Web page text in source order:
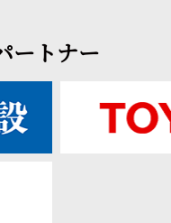
ートナー